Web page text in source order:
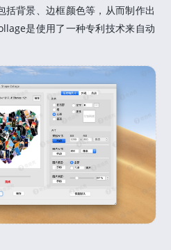
括背景、边框颜色等，从而制作出
是使用了一种专利技术来自动